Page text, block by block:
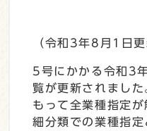
（令和3年8月1日更
5号にかかる令和3
覧が更新されまし
もって全業種指定
細分類での業種指